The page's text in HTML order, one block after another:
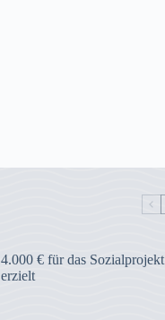
4.000 € für das Sozialprojekt
erzielt